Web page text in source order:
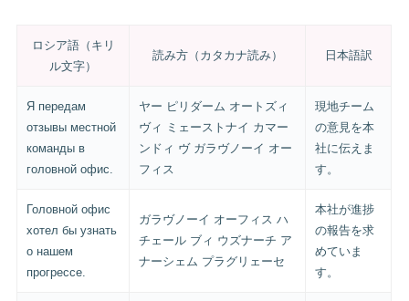
ロシア語（キリ
ル文字）
読み方（カタカナ読み） 日本語訳
Я передам
отзывы местной
команды в
головной офис.
ヤー ピリダーム オートズィ
ヴィ ミェーストナイ カマー
ンドィ ヴ ガラヴノーイ オー
フィス
現地チーム
の意見を本
社に伝えま
す。
Головной офис
хотел бы узнать
о нашем
прогрессе.
ガラヴノーイ オーフィス ハ
チェール ブィ ウズナーチ ア
ナーシェム プラグリェーセ
本社が進捗
の報告を求
めていま
す。